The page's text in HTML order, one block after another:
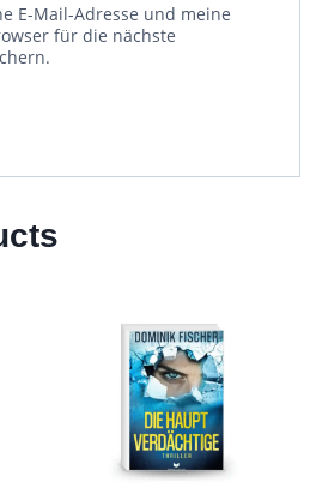
E-Mail-Adresse und meine
für die nächste